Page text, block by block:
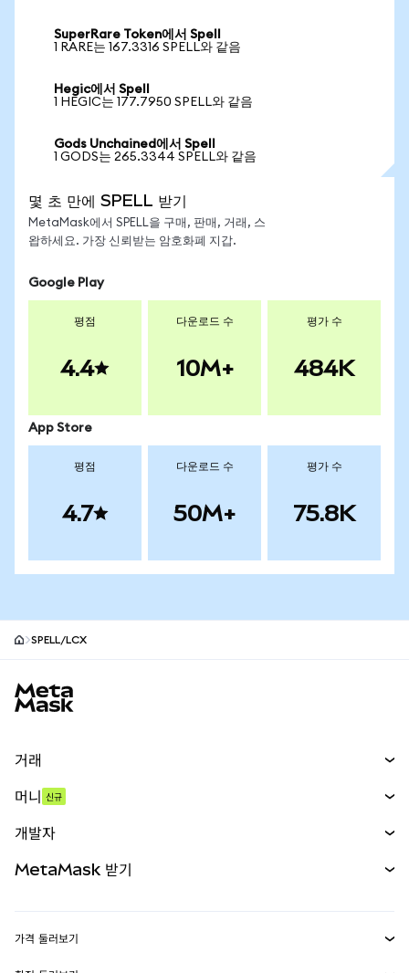
SuperRare Token에서 Spell
1 RARE는 167.3316 SPELL와 같음
Hegic에서 Spell
1 HEGIC는 177.7950 SPELL와 같음
Gods Unchained에서 Spell
1 GODS는 265.3344 SPELL와 같음
몇 초 만에 SPELL 받기
MetaMask에서 SPELL을 구매, 판매, 거래, 스
왑하세요. 가장 신뢰받는 암호화폐 지갑.
Google Play
평점
4.4
다운로드 수
10M+
평가 수
484K
App Store
평점
4.7
다운로드 수
50M+
평가 수
75.8K
SPELL/LCX
거래
무기한 선물
실물자산
머니 신규
개발자
MetaMask 받기
가격 둘러보기